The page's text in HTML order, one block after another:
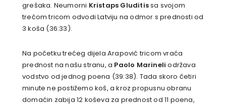
grešaka. Neumorni Kristaps Gluditissa svojom
trećom tricom odvodi Latviju na odmor s prednosti od
3 koša (36:33).
Na početku trećeg dijela Arapović tricom vraća
prednost na našu stranu, a Paolo Marineli održava
vodstvo od jednog poena (39:38). Tada skoro četiri
minute ne postižemo koš, a kroz propusnu obranu
domaćin zabija 12 koševa za prednost od 11 poena,